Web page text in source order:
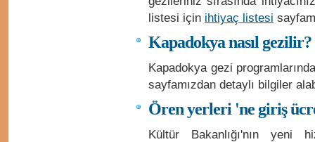
listesi için ihtiyaç listesi
Kapadokya nasıl gezilir?
Kapadokya gezi
sayfamızdan detaylı bilgiler
Ören yerleri 'ne giriş
Kültür Bakanlığı'nın